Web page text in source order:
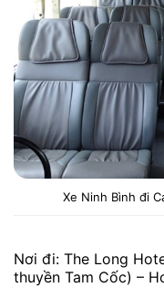
Xe Ninh Bình đi
Nơi đi: The Long
thuyền Tam Cốc) –